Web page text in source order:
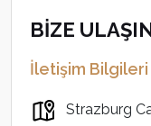
BİZE
İletişim Bilgileri
Strazburg